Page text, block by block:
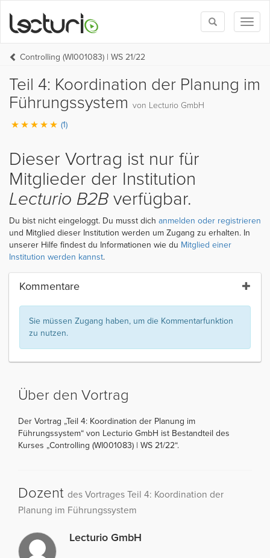
Toggle
search
Controlling (WI001083) | WS 21/22
Teil 4: Koordination der Planung im
Führungssystem von Lecturio GmbH
(1)
Dieser Vortrag ist nur für
Mitglieder der Institution
Lecturio B2B verfügbar.
Du bist nicht eingeloggt. Du musst dich anmelden oder registrieren
und Mitglied dieser Institution werden um Zugang zu erhalten. In
unserer Hilfe findest du Informationen wie du Mitglied einer
Institution werden kannst.
Kommentare
Sie müssen Zugang haben, um die Kommentarfunktion
zu nutzen.
Über den Vortrag
Der Vortrag „Teil 4: Koordination der Planung im
Führungssystem“ von Lecturio GmbH ist Bestandteil des
Kurses „Controlling (WI001083) | WS 21/22“.
Dozent des Vortrages Teil 4: Koordination der
Planung im Führungssystem
Lecturio GmbH